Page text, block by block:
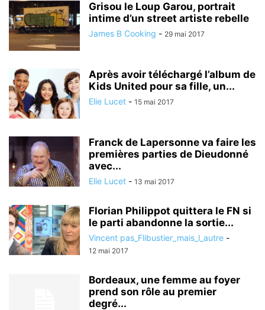
Grisou le Loup Garou, portrait
intime d’un street artiste rebelle
James B Cooking - 29 mai 2017
Après avoir téléchargé l’album de
Kids United pour sa fille, un...
Elie Lucet - 15 mai 2017
Franck de Lapersonne va faire les
premières parties de Dieudonné
avec...
Elie Lucet - 13 mai 2017
Florian Philippot quittera le FN si
le parti abandonne la sortie...
Vincent pas_Flibustier_mais_l_autre -
12 mai 2017
Bordeaux, une femme au foyer
prend son rôle au premier
degré...